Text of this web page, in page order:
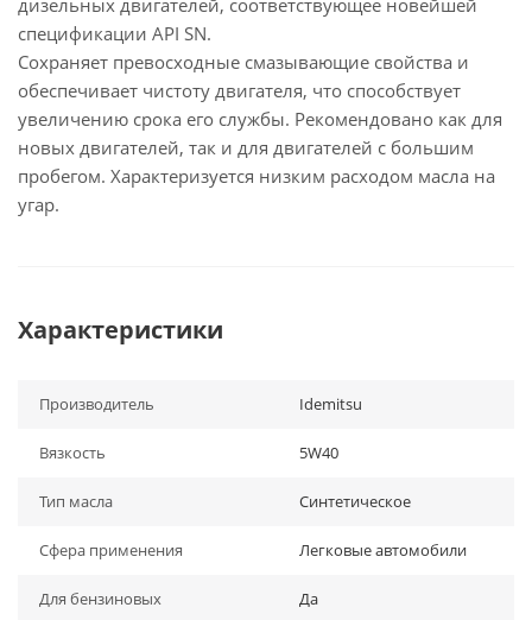
дизельных двигателей, соответствующее новейшей
спецификации API SN.
Сохраняет превосходные смазывающие свойства и
обеспечивает чистоту двигателя, что способствует
увеличению срока его службы. Рекомендовано как для
новых двигателей, так и для двигателей с большим
пробегом. Характеризуется низким расходом масла на
угар.
Характеристики
Производитель Idemitsu
Вязкость 5W40
Тип масла Синтетическое
Сфера применения Легковые автомобили
Для бензиновых
Да